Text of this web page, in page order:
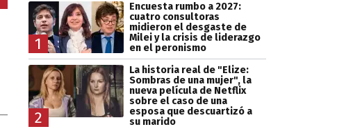
1
Encuesta rumbo a 2027:
cuatro consultoras
midieron el desgaste de
Milei y la crisis de liderazgo
en el peronismo
2
La historia real de "Elize:
Sombras de una mujer", la
nueva película de Netflix
sobre el caso de una
esposa que descuartizó a
su marido